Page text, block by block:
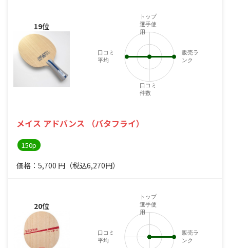
19位
メイス アドバンス （バタフライ）
150p
価格：5,700 円 （税込6,270円）
トップ
選手使
用
販売ラ
ンク
口コミ
件数
口コミ
平均
20位
トップ
選手使
用
販売ラ
ンク
口コミ
平均